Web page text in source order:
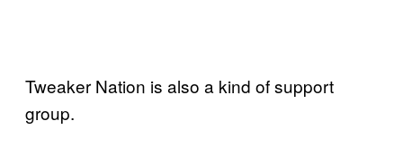
Tweaker Nation is also a kind of support
group.